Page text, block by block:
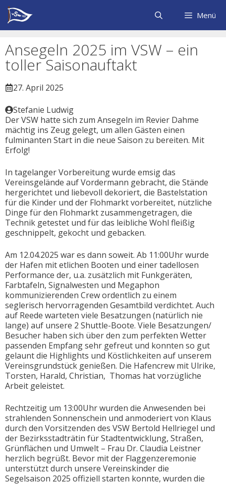
Zum
Inhalt
springen
Menü
Ansegeln 2025 im VSW – ein
toller Saisonauftakt
27. April 2025
Stefanie Ludwig
Der VSW hatte sich zum Ansegeln im Revier Dahme
mächtig ins Zeug gelegt, um allen Gästen einen
fulminanten Start in die neue Saison zu bereiten. Mit
Erfolg!
In tagelanger Vorbereitung wurde emsig das
Vereinsgelände auf Vordermann gebracht, die Stände
hergerichtet und liebevoll dekoriert, die Bastelstation
für die Kinder und der Flohmarkt vorbereitet, nützliche
Dinge für den Flohmarkt zusammengetragen, die
Technik getestet und für das leibliche Wohl fleißig
geschnippelt, gekocht und gebacken.
Am 12.04.2025 war es dann soweit. Ab 11:00Uhr wurde
der Hafen mit etlichen Booten und einer tadellosen
Performance der, u.a. zusätzlich mit Funkgeräten,
Farbtafeln, Signalwesten und Megaphon
kommunizierenden Crew ordentlich zu einem
seglerisch hervorragenden Gesamtbild verdichtet. Auch
auf Reede warteten viele Besatzungen (natürlich nie
lange) auf unsere 2 Shuttle-Boote. Viele Besatzungen/
Besucher haben sich über den zum perfekten Wetter
passenden Empfang sehr gefreut und konnten so gut
gelaunt die Highlights und Köstlichkeiten auf unserem
Vereinsgrundstück genießen. Die Hafencrew mit Ulrike,
Torsten, Harald, Christian, Thomas hat vorzügliche
Arbeit geleistet.
Rechtzeitig um 13:00Uhr wurden die Anwesenden bei
strahlenden Sonnenschein und anmoderiert von Klaus
durch den Vorsitzenden des VSW Bertold Hellriegel und
der Bezirksstadträtin für Stadtentwicklung, Straßen,
Grünflächen und Umwelt – Frau Dr. Claudia Leistner
herzlich begrüßt. Bevor mit der Flaggenzeremonie
unterstützt durch unsere Vereinskinder die
Segelsaison 2025 offiziell starten konnte, wurden die